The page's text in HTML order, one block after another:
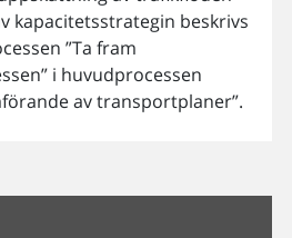
kapacitetsstrategin beskrivs
”Ta fram
i huvudprocessen
av transportplaner”.